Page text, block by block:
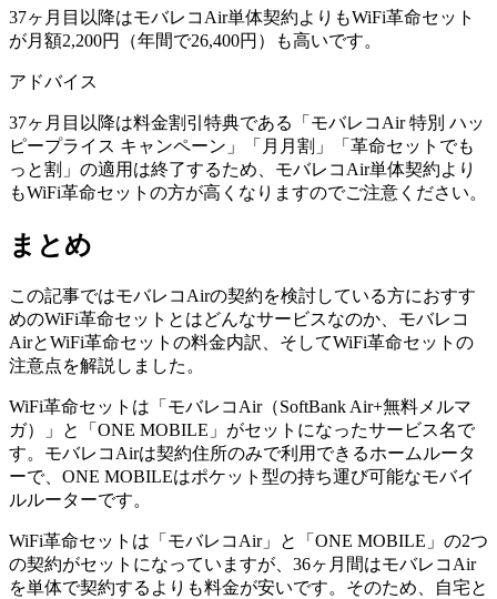
37ヶ月目以降はモバレコAir単体契約よりもWiFi革命セット
が月額2,200円（年間で26,400円）も高いです。
アドバイス
37ヶ月目以降は料金割引特典である「モバレコAir 特別 ハッ
ピープライス キャンペーン」「月月割」「革命セットでも
っと割」の適用は終了するため、モバレコAir単体契約より
もWiFi革命セットの方が高くなりますのでご注意ください。
まとめ
この記事ではモバレコAirの契約を検討している方におすす
めのWiFi革命セットとはどんなサービスなのか、モバレコ
AirとWiFi革命セットの料金内訳、そしてWiFi革命セットの
注意点を解説しました。
WiFi革命セットは「モバレコAir（SoftBank Air+無料メルマ
ガ）」と「ONE MOBILE」がセットになったサービス名で
す。モバレコAirは契約住所のみで利用できるホームルータ
ーで、ONE MOBILEはポケット型の持ち運び可能なモバイ
ルルーターです。
WiFi革命セットは「モバレコAir」と「ONE MOBILE」の2つ
の契約がセットになっていますが、36ヶ月間はモバレコAir
を単体で契約するよりも料金が安いです。そのため、自宅と